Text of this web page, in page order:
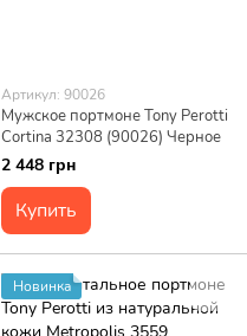
Артикул: 90026
Мужское портмоне Tony Perotti
Cortina 32308 (90026) Черное
2 448 грн
Купить
Новинка